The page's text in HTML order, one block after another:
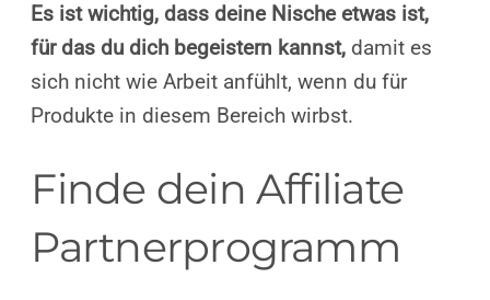
Es ist wichtig, dass deine Nische etwas ist,
für das du dich begeistern kannst, damit es
sich nicht wie Arbeit anfühlt, wenn du für
Produkte in diesem Bereich wirbst.
Finde dein Affiliate
Partnerprogramm